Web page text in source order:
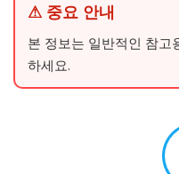
⚠ 중요 안내
본 정보는 일반적인 참고
하세요.